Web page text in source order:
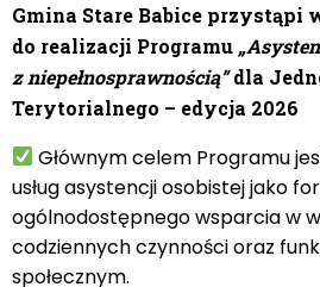
Gmina Stare Babice przystąpi
do realizacji Programu
z niepełnosprawnością”dla
Terytorialnego – edycja 2026
Głównym celem Programu
usług asystencji osobistej jako
ogólnodostępnego wsparcia w
codziennych czynności oraz
społecznym.